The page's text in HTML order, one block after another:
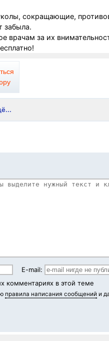
сокращающие,
забыла.
врачам за их
E-mail:
комментариях в этой теме
правила написания сообщений и